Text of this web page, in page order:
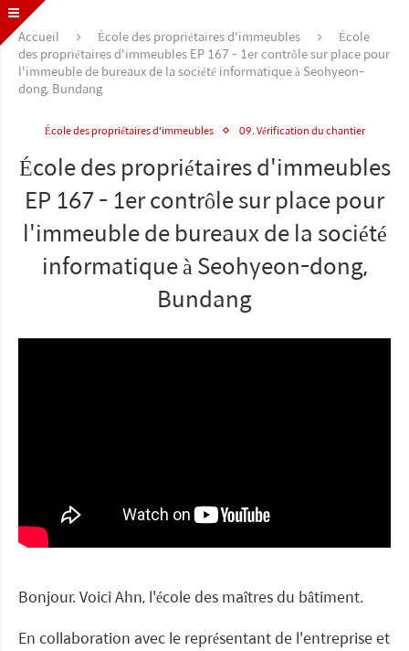
Accueil École des propriétaires d'immeubles
École
des propriétaires d'immeubles EP 167 - 1er contrôle sur place pour
l'immeuble de bureaux de la société informatique à Seohyeon-
dong, Bundang
École des propriétaires d'immeubles 09. Vérification du chantier
École des propriétaires d'immeubles
EP 167 - 1er contrôle sur place pour
l'immeuble de bureaux de la société
informatique à Seohyeon-dong,
Bundang
Bonjour. Voici Ahn, l'école des maîtres du bâtiment.
En collaboration avec le représentant de l'entreprise et